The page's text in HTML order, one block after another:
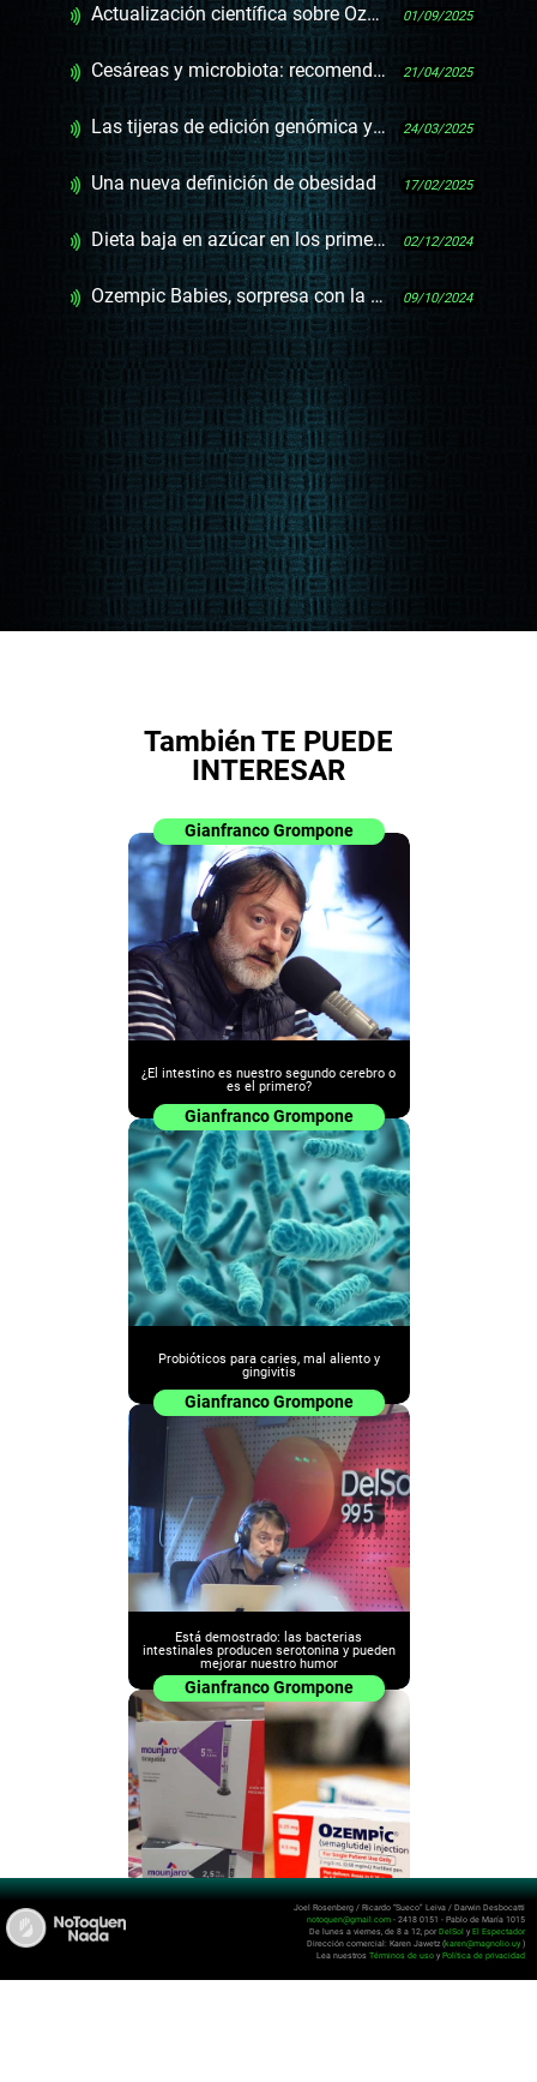
Actualización científica sobre Ozempic, Wegovy y Mounjaro 01/09/2025
Cesáreas y microbiota: recomendaciones desde la microbiología 21/04/2025
Las tijeras de edición genómica y el avance en la cura de dos enfermedades 24/03/2025
Una nueva definición de obesidad 17/02/2025
Dieta baja en azúcar en los primeros 1000 días y un estudio sobre “un experimento forzado” 02/12/2024
Ozempic Babies, sorpresa con la droga de moda 09/10/2024
También TE PUEDE
INTERESAR
Gianfranco Grompone
¿El intestino es nuestro segundo cerebro o
es el primero?
Gianfranco Grompone
Probióticos para caries, mal aliento y
gingivitis
Gianfranco Grompone
Está demostrado: las bacterias
intestinales producen serotonina y pueden
mejorar nuestro humor
Gianfranco Grompone
Actualización científica sobre Ozempic,
Wegovy y Mounjaro
Joel Rosenberg / Ricardo “Sueco” Leiva / Darwin Desbocatti
notoquen@gmail.com - 2418 0151 - Pablo de María 1015
De lunes a viernes, de 8 a 12, porDelSol y El Espectador
Dirección comercial: Karen Jawetz (karen@magnolio.uy )
Lea nuestros Términos de uso y Política de privacidad